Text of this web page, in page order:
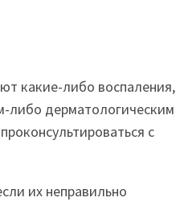
какие-либо воспаления,
либо дерматологическим
с
их неправильно